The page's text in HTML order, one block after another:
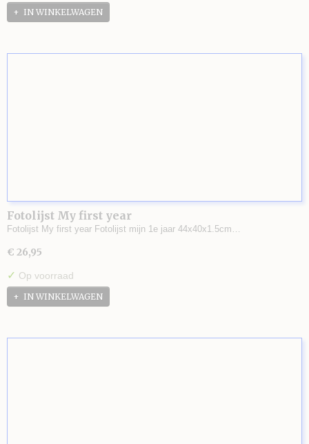
IN WINKELWAGEN
Fotolijst My first year
Fotolijst My first year Fotolijst mijn 1e jaar 44x40x1.5cm…
€ 26,95
✓ Op voorraad
IN WINKELWAGEN